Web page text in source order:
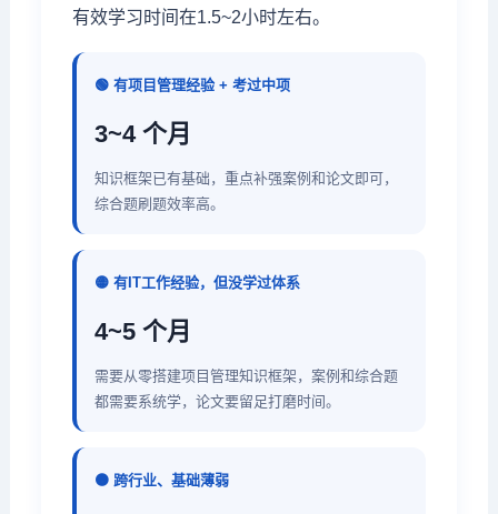
有效学习时间在1.5~2小时左右。
🟢 有项目管理经验 + 考过中项
3~4 个月
知识框架已有基础，重点补强案例和论文即可，
综合题刷题效率高。
🟡 有IT工作经验，但没学过体系
4~5 个月
需要从零搭建项目管理知识框架，案例和综合题
都需要系统学，论文要留足打磨时间。
🟠 跨行业、基础薄弱